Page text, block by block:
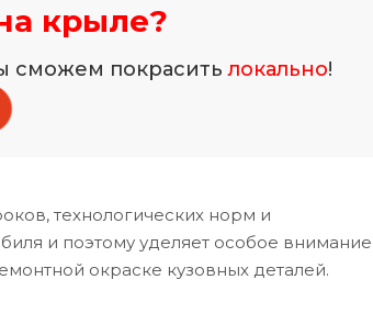
крыле?
сможем покраситьлокально!
технологических норм и
и поэтому уделяет особое внимание
окраске кузовных деталей.